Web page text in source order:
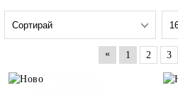
« 1 2 3